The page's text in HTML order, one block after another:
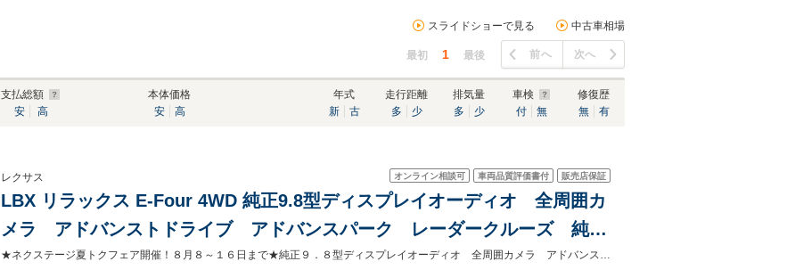
スライドショーで見る 中古車相場
最初 1 最後 前へ 次へ
支払総額
安
高
本体価格
安
高
年式
新
古
走行距離
多
少
排気量
多
少
車検
付
無
修復歴
無
有
オンライン相談可 車両品質評価書付 販売店保証
レクサス
LBX リラックス E-Four 4WD 純正9.8型ディスプレイオーディオ 全周囲カ
メラ アドバンストドライブ アドバンスパーク レーダークルーズ 純正
18インチアルミ ヘッドアップディスプレイ 電動リアゲート LEDヘッド★ネクステージ夏トクフェア開催！８月８～１６日まで★純正９．８型ディスプレイオーディオ 全周囲カメラ アドバンストドライブ アドバンスパーク